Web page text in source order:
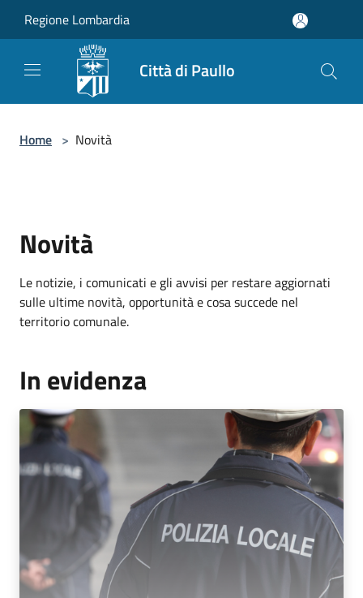
Regione Lombardia
Città di Paullo
Home > Novità
Novità
Le notizie, i comunicati e gli avvisi per restare aggiornati
sulle ultime novità, opportunità e cosa succede nel
territorio comunale.
In evidenza